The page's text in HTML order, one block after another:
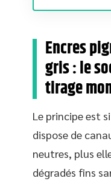
Encres
gris : le
tirage
Le principe est
dispose de
neutres, plus
dégradés fins